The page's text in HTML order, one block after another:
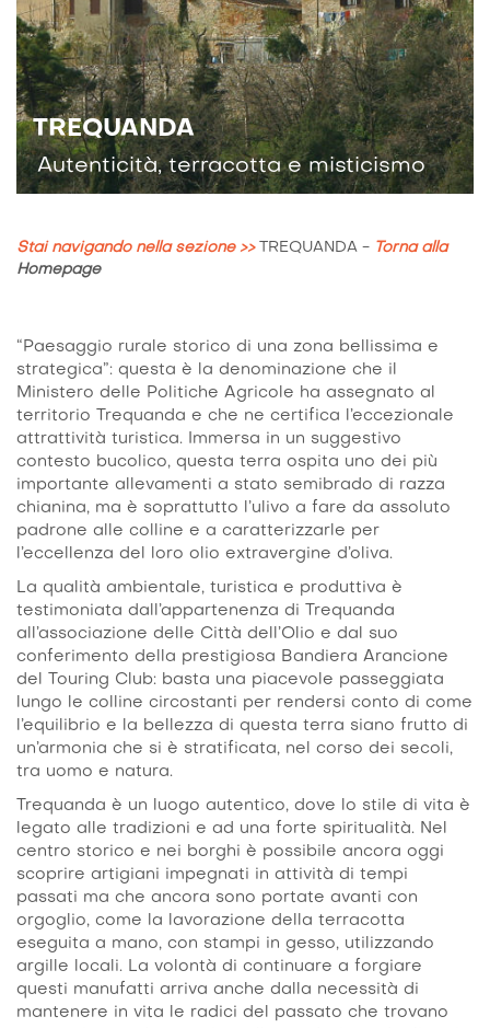
TREQUANDA
Autenticità, terracotta e misticismo
Stai navigando nella sezione >> TREQUANDA - Torna alla
Homepage
“Paesaggio rurale storico di una zona bellissima e
strategica”: questa è la denominazione che il
Ministero delle Politiche Agricole ha assegnato al
territorio Trequanda e che ne certifica l’eccezionale
attrattività turistica. Immersa in un suggestivo
contesto bucolico, questa terra ospita uno dei più
importante allevamenti a stato semibrado di razza
chianina, ma è soprattutto l’ulivo a fare da assoluto
padrone alle colline e a caratterizzarle per
l’eccellenza del loro olio extravergine d’oliva.
La qualità ambientale, turistica e produttiva è
testimoniata dall’appartenenza di Trequanda
all’associazione delle Città dell’Olio e dal suo
conferimento della prestigiosa Bandiera Arancione
del Touring Club: basta una piacevole passeggiata
lungo le colline circostanti per rendersi conto di come
l’equilibrio e la bellezza di questa terra siano frutto di
un’armonia che si è stratificata, nel corso dei secoli,
tra uomo e natura.
Trequanda è un luogo autentico, dove lo stile di vita è
legato alle tradizioni e ad una forte spiritualità. Nel
centro storico e nei borghi è possibile ancora oggi
scoprire artigiani impegnati in attività di tempi
passati ma che ancora sono portate avanti con
orgoglio, come la lavorazione della terracotta
eseguita a mano, con stampi in gesso, utilizzando
argille locali. La volontà di continuare a forgiare
questi manufatti arriva anche dalla necessità di
mantenere in vita le radici del passato che trovano